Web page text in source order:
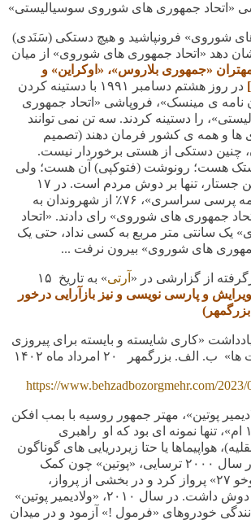
«اتحاد جمهوری های شوروی سوسیالیستی»
شوروی» فرونپاشید و هیچ دستکی (سَنَدی)
دهد «اتحاد جمهوری های شوروی» از میان
«جمهوری بلاروس»، «اوکراین» و
در روز هشتم دسامبر ۱۹۹۱ با دستینه کردن
نامه ی مینسک»، فروپاشی «اتحاد جمهوری
را دستینه کردند. سه تن نمی توانند
ها و همه ی کشور فرمان دهند (تصمیم
چنین دستکی از هستی برخوردار نیست.
هست؛ رونوشت (فتوکپی) آن هست؛ ولی
خودِ دستک نیست! این جستار، تنها بر دوش مردم است. در ۱۷
مارس ۱۹۹۱، در «همه پرسی سراسری»، ۷۶٪ از شهروندان به
جمهوری های شوروی» رای دادند. «اتحاد
یک سانتی متر مربع به کسی نداد، حتی یک
های شوروی» بیرون نرفت ...
از گزارشی در « آرتی
» به تاریخ ۱۵
ویرایش و پارسی نویسی و نیز بازآرایی درخور
«کاری شایسته و بایسته برای پیروزی
ها» ب. الف. بزرگمهر ۲۰ امرداد ماه ۱۴۰۲
https://www.behzadbozorgmehr.com/
پوتین»، مهتر جمهور روسیه با بمب افکن
دوربردی « تی یو ۱۶۰ ام»، تنها نمونه ای بود که او راهبری
هواپیماها یا حتا زیردریایی های گوناگون
را بر دوش گرفت. در سال ۲۰۰۰ ترسایی، «پوتین» چون کمک
خلبان با جنگنده «سوخو ۲۷» پرواز کرد و در بخشی از پرواز،
راهبری هواپیما را بر دوش داشت. در سال ۲۰۱۰، «ولادیمیر پوتین»
خودروهای «فرمول !» آزمود و در میدان